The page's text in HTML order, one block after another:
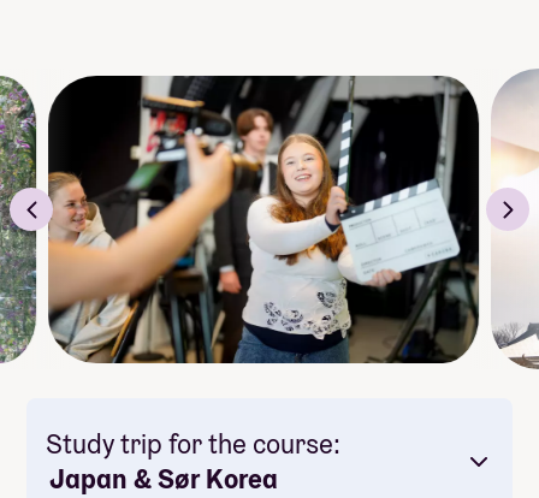
Study trip for the course:
Japan & Sør Korea